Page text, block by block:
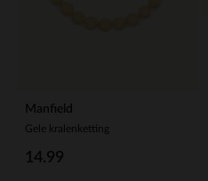
Manfield
Gele kralenketting
14.99